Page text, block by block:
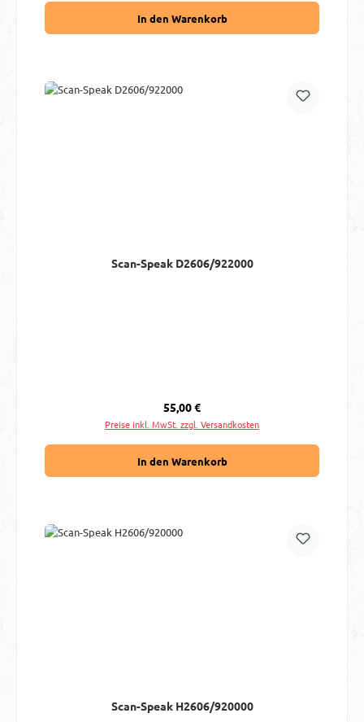
In den Warenkorb
Scan-Speak D2606/922000
Regulärer Preis:
55,00 €
Preise inkl. MwSt. zzgl. Versandkosten
In den Warenkorb
Scan-Speak H2606/920000